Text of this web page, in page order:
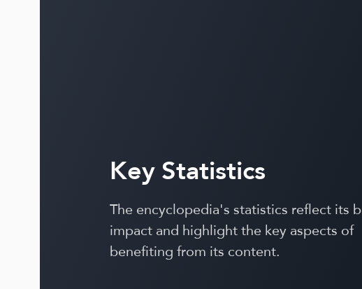
Key Statistics
The encyclopedia's statistics reflect its
impact and highlight the key aspects of
benefiting from its content.